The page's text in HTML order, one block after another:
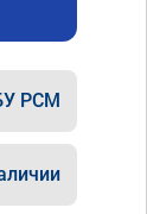
PCM